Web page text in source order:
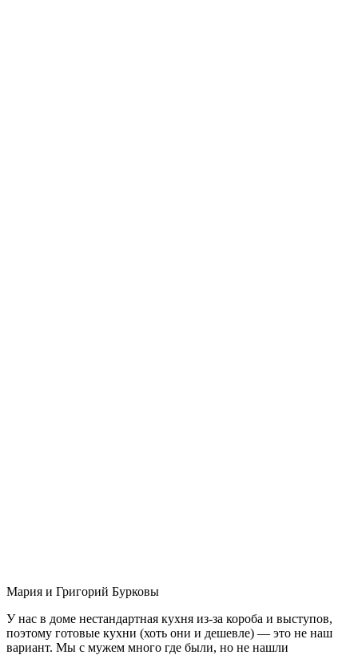
Мария и Григорий Бурковы
У нас в доме нестандартная кухня из-за короба и выступов,
поэтому готовые кухни (хоть они и дешевле) — это не наш
вариант. Мы с мужем много где были, но не нашли